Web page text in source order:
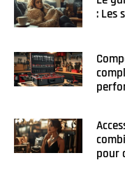
: Les
pour